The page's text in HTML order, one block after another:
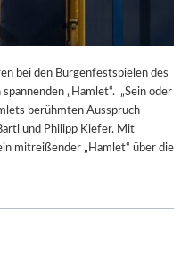
bei den Burgenfestspielen des
„Hamlet“. „Sein oder
berühmten Ausspruch
und Philipp Kiefer. Mit
mitreißender „Hamlet“ über die